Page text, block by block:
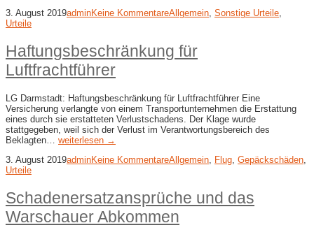
3. August 2019adminKeine KommentareAllgemein Sonstige Urteile
Urteile
Haftungsbeschränkung für
Luftfrachtführer
LG Darmstadt: Haftungsbeschränkung für Luftfrachtführer Eine
Versicherung verlangte von einem Transportunternehmen die Erstattung
eines durch sie erstatteten Verlustschadens. Der Klage wurde
stattgegeben, weil sich der Verlust im Verantwortungsbereich des
Beklagten… weiterlesen →
3. August 2019adminKeine KommentareAllgemein Flug Gepäckschäden
Urteile
Schadenersatzansprüche und das
Warschauer Abkommen